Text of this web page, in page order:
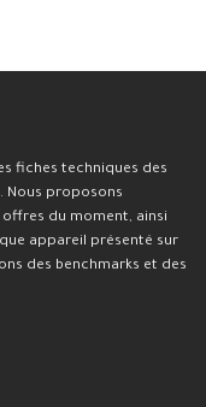
fiches techniques des
Nous proposons
du moment, ainsi
appareil présenté sur
des benchmarks et des